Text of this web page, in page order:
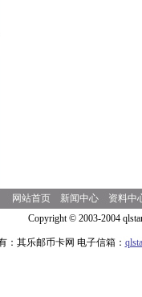
网站首页 新闻中心
资料中
Copyright © 2003-2004
：其乐邮币卡网 电子信箱：